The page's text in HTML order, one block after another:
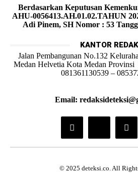
Berdasarkan Keputusan
AHU-0056413.AH.01.02.TAHUN
Adi Pinem, SH Nomor : 53
KANTOR
Jalan Pembangunan No.132
Medan Helvetia Kota Medan
081361130539 –
Email:
© 2025 deteksi.co. All